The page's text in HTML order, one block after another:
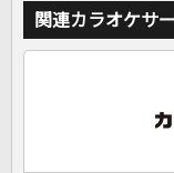
関連カラオケサ